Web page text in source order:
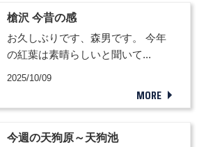
槍沢 今昔の感
お久しぶりです、森男です。 今年
の紅葉は素晴らしいと聞いて...
2025/10/09
MORE
今週の天狗原～天狗池